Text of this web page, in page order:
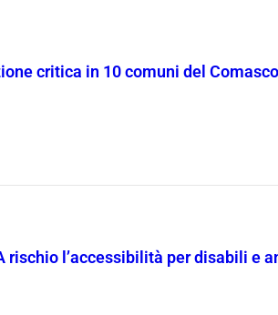
critica in 10 comuni del
rischio l’accessibilità per disabili e